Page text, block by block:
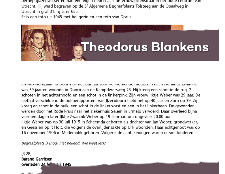
Theodorus Blankens